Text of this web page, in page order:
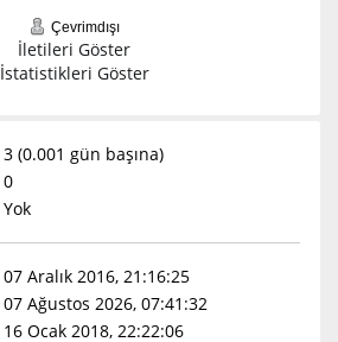
Çevrimdışı
İletileri Göster
İstatistikleri Göster
3 (0.001 gün başına)
0
Yok
07 Aralık 2016, 21:16:25
07 Ağustos 2026, 07:41:32
16 Ocak 2018, 22:22:06